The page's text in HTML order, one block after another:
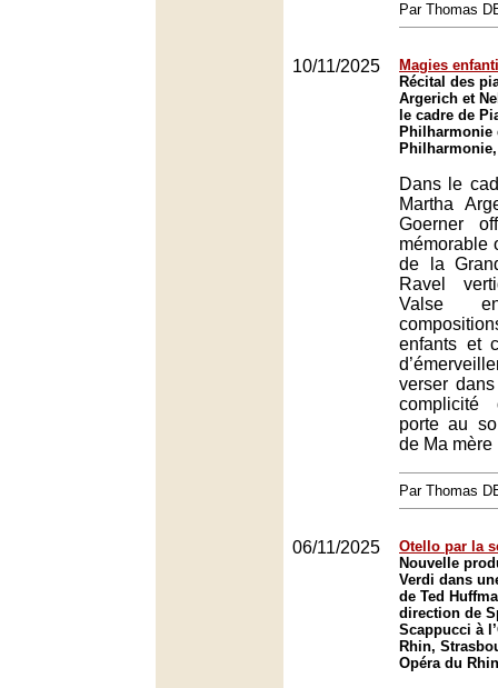
Par Thomas
10/11/2025
Magies
Récital des
Argerich et
le cadre de
Philharmonie
Dans le
Martha
Goerner
mémorable
de la
Ravel
Valse
enfants et
verser
complicité
porte au
de Ma mère
Par Thomas
06/11/2025
Otello par la
Nouvelle
Verdi dans
de Ted
direction de
Scappucci à
Rhin,
Opéra du